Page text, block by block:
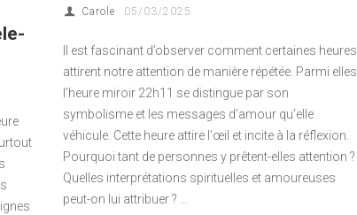
Carole 05/03/2025
Il est fascinant d’observer comment certaines heures
attirent notre attention de manière répétée. Parmi elles,
l’heure miroir 22h11 se distingue par son
symbolisme et les messages d’amour qu’elle
véhicule. Cette heure attire l’œil et incite à la réflexion.
Pourquoi tant de personnes y prêtent-elles attention ?
Quelles interprétations spirituelles et amoureuses
peut-on lui attribuer ? …